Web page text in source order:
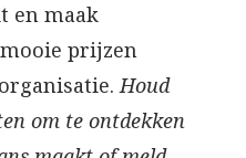
en maak
prijzen
Houd
om te ontdekken